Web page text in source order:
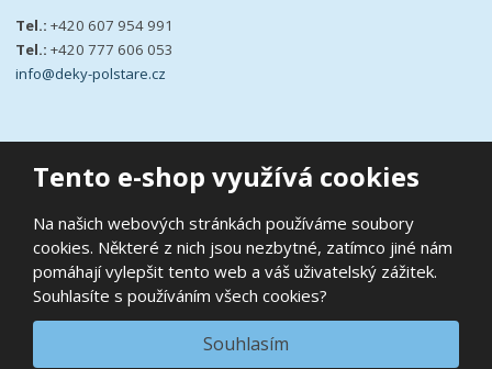
Tento e-shop využívá cookies
Na našich webových stránkách používáme soubory
cookies. Některé z nich jsou nezbytné, zatímco jiné nám
pomáhají vylepšit tento web a váš uživatelský zážitek.
Souhlasíte s používáním všech cookies?
Souhlasím
Tel.: +420 607 954 991
Tel.: +420 777 606 053
info@deky-polstare.cz
Ochrana osobních údajů|Prohlášení o přístupnosti|Podmínky
užití|Mapa stránek
VYROBILA
E
B
R
Á
MasterCard
Maestro